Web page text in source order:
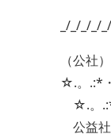
_/_/_/_/
（公社
☆.。.:*
☆.。
公益